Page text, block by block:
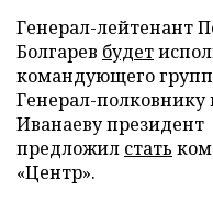
Генерал-лейтенант
Болгарев будет
командующего
Генерал-
Иванаеву президент
предложил стать
«Центр».